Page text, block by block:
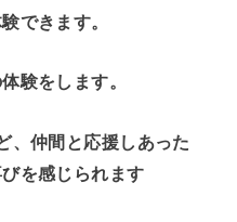
できます。
験をします。
、仲間と応援しあった
を感じられます